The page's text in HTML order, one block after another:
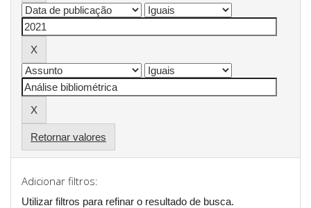
Retornar valores
Adicionar filtros:
Utilizar filtros para refinar o resultado de busca.